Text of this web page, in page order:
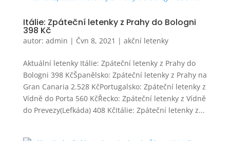
Itálie: Zpáteční letenky z Prahy do Bologni
398 Kč
autor: admin | Čvn 8, 2021 | akční letenky
Aktuální letenky Itálie: Zpáteční letenky z Prahy do
Bologni 398 KčŠpanělsko: Zpáteční letenky z Prahy na
Gran Canaria 2.528 KčPortugalsko: Zpáteční letenky z
Vídně do Porta 560 KčŘecko: Zpáteční letenky z Vídně
do Prevezy(Lefkáda) 408 KčItálie: Zpáteční letenky z...